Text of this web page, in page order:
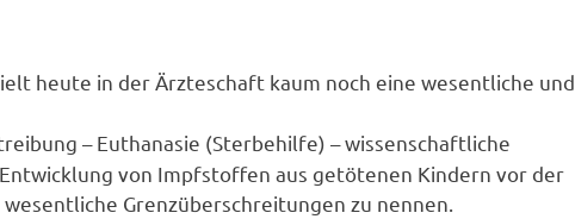
heute in der Ärzteschaft kaum noch eine wesentliche und
– Euthanasie (Sterbehilfe) – wissenschaftliche
von Impfstoffen aus getötenen Kindern vor der
Grenzüberschreitungen zu nennen.